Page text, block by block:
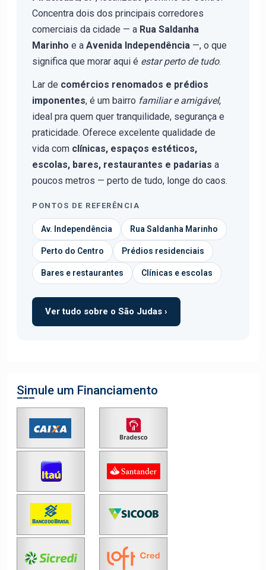
Concentra dois dos principais corredores
comerciais da cidade — a Rua Saldanha
Marinho e a Avenida Independência —, o que
significa que morar aqui é estar perto de tudo.
Lar de comércios renomados e prédios
imponentes, é um bairro familiar e amigável,
ideal pra quem quer tranquilidade, segurança e
praticidade. Oferece excelente qualidade de
vida com clínicas, espaços estéticos,
escolas, bares, restaurantes e padarias a
poucos metros — perto de tudo, longe do caos.
PONTOS DE REFERÊNCIA
Av. Independência Rua Saldanha Marinho
Perto do Centro Prédios residenciais
Bares e restaurantes Clínicas e escolas
Ver tudo sobre o São Judas ›
Simule um Financiamento